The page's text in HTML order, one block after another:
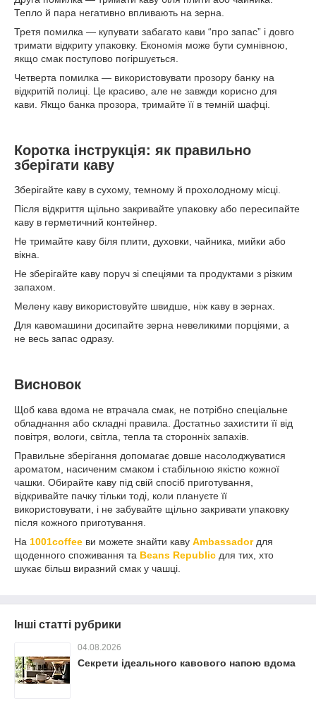
Тепло й пара негативно впливають на зерна.
Третя помилка — купувати забагато кави “про запас” і довго
тримати відкриту упаковку. Економія може бути сумнівною,
якщо смак поступово погіршується.
Четверта помилка — використовувати прозору банку на
відкритій полиці. Це красиво, але не завжди корисно для
кави. Якщо банка прозора, тримайте її в темній шафці.
Коротка інструкція: як правильно
зберігати каву
Зберігайте каву в сухому, темному й прохолодному місці.
Після відкриття щільно закривайте упаковку або пересипайте
каву в герметичний контейнер.
Не тримайте каву біля плити, духовки, чайника, мийки або
вікна.
Не зберігайте каву поруч зі спеціями та продуктами з різким
запахом.
Мелену каву використовуйте швидше, ніж каву в зернах.
Для кавомашини досипайте зерна невеликими порціями, а
не весь запас одразу.
Висновок
Щоб кава вдома не втрачала смак, не потрібно спеціальне
обладнання або складні правила. Достатньо захистити її від
повітря, вологи, світла, тепла та сторонніх запахів.
Правильне зберігання допомагає довше насолоджуватися
ароматом, насиченим смаком і стабільною якістю кожної
чашки. Обирайте каву під свій спосіб приготування,
відкривайте пачку тільки тоді, коли плануєте її
використовувати, і не забувайте щільно закривати упаковку
після кожного приготування.
На 1001coffee ви можете знайти каву Ambassadorдля
щоденного споживання та Beans Republic для тих, хто
шукає більш виразний смак у чашці.
Інші статті рубрики
04.08.2026
Секрети ідеального кавового напою вдома